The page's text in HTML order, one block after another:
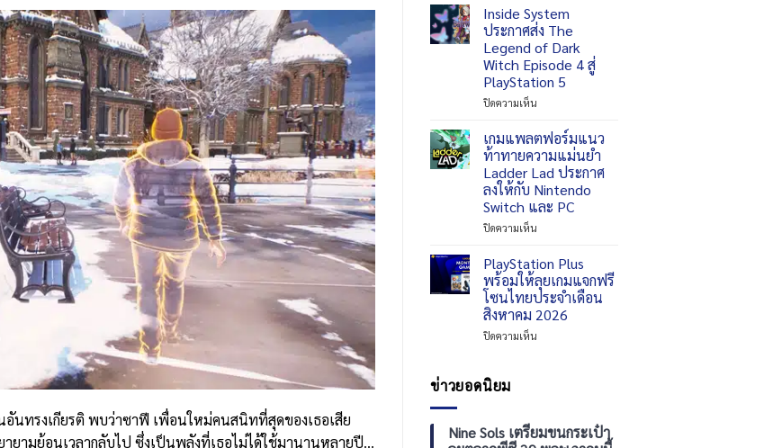
นทรงเกียรติ พบว่าซาฟี เพื่อนใหม่คนสนิทที่สุดของเธอเสีย
ยามย้อนเวลากลับไป ซึ่งเป็นพลังที่เธอไม่ได้ใช้มานานหลายปี…
ความ
ร่วม
มือ
กับ
Gratte
สำหรับ
HATSUNE
MIKU:
COLORFUL
STAGE!
จักร
วาล
พลา
โม!
Valkyrie
Tune:
Souls
จ่อ
ลง
เครื่อง
Switch
เร็วๆ
Inside System
ประกาศส่ง The
Legend of Dark
Witch Episode 4 สู่
PlayStation 5
ปิดความเห็น
System
ประกาศ
ส่ง
The
Legend
of
4
สู่
PlayStation
5
เกมแพลตฟอร์มแนว
ท้าทายความแม่นยำ
Ladder Lad ประกาศ
ลงให้กับ Nintendo
Switch และ PC
ปิดความเห็น
แพลตฟอร์ม
แนว
ท้าทาย
ความ
แม่นยำ
Nintendo
Switch
PlayStation Plus
พร้อมให้ลุยเกมแจกฟรี
โซนไทยประจำเดือน
สิงหาคม 2026
ปิดความเห็น
เกม
แจก
ข่าวยอดนิยม
Nine Sols เตรียมขนกระเป๋า